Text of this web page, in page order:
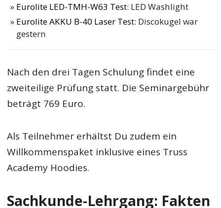
Eurolite LED-TMH-W63 Test: LED Washlight
Eurolite AKKU B-40 Laser Test: Discokugel war
gestern
Nach den drei Tagen Schulung findet eine
zweiteilige Prüfung statt. Die Seminargebühr
beträgt 769 Euro.
Als Teilnehmer erhältst Du zudem ein
Willkommenspaket inklusive eines Truss
Academy Hoodies.
Sachkunde-Lehrgang: Fakten